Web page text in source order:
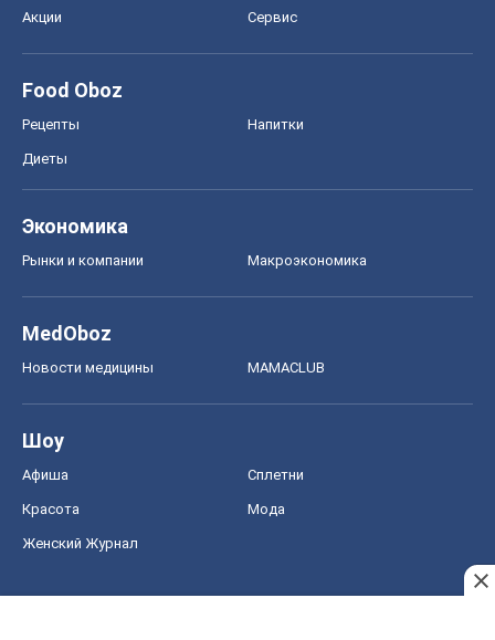
Акции Сервис
Food Oboz
Рецепты Напитки
Диеты
Экономика
Рынки и компании Mакроэкономика
MedOboz
Новости медицины MAMACLUB
Шоу
Афиша Сплетни
Красота Мода
Женский Журнал